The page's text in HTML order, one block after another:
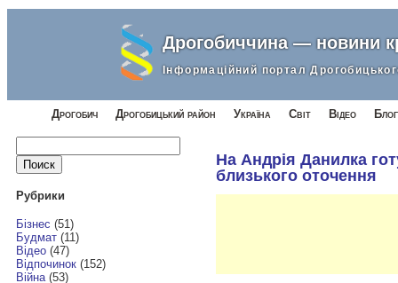
Дрогобиччина — новини
Інформаційний портал
Дрогобич Дрогобицький район Україна Світ Відео
Найти:
Рубрики
Бізнес (51)
Будмат(11)
Відео(47)
Відпочинок(152)
Війна(53)
На Андрія Данилка
близького оточення